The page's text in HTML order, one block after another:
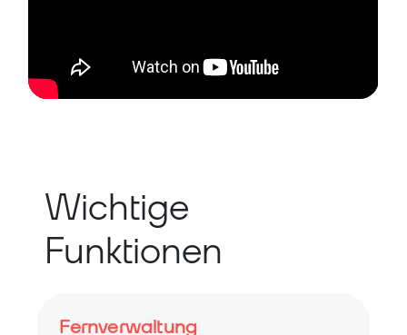
Wichtige
Funktionen
Fernverwaltung